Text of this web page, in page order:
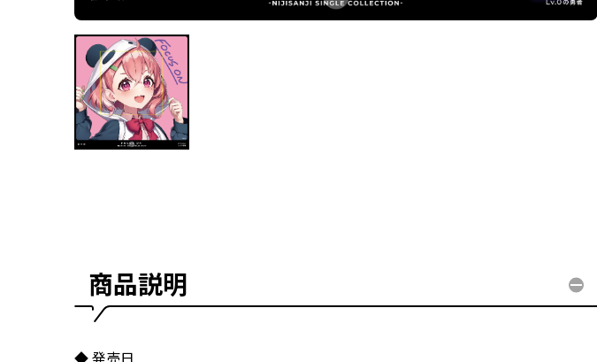
商品説明
◆ 発売日